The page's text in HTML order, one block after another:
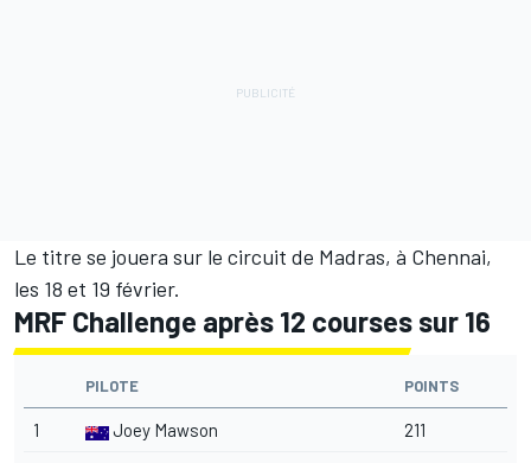
Le titre se jouera sur le circuit de Madras, à Chennai,
les 18 et 19 février.
MRF Challenge après 12 courses sur 16
PILOTE POINTS
1 Joey Mawson 211